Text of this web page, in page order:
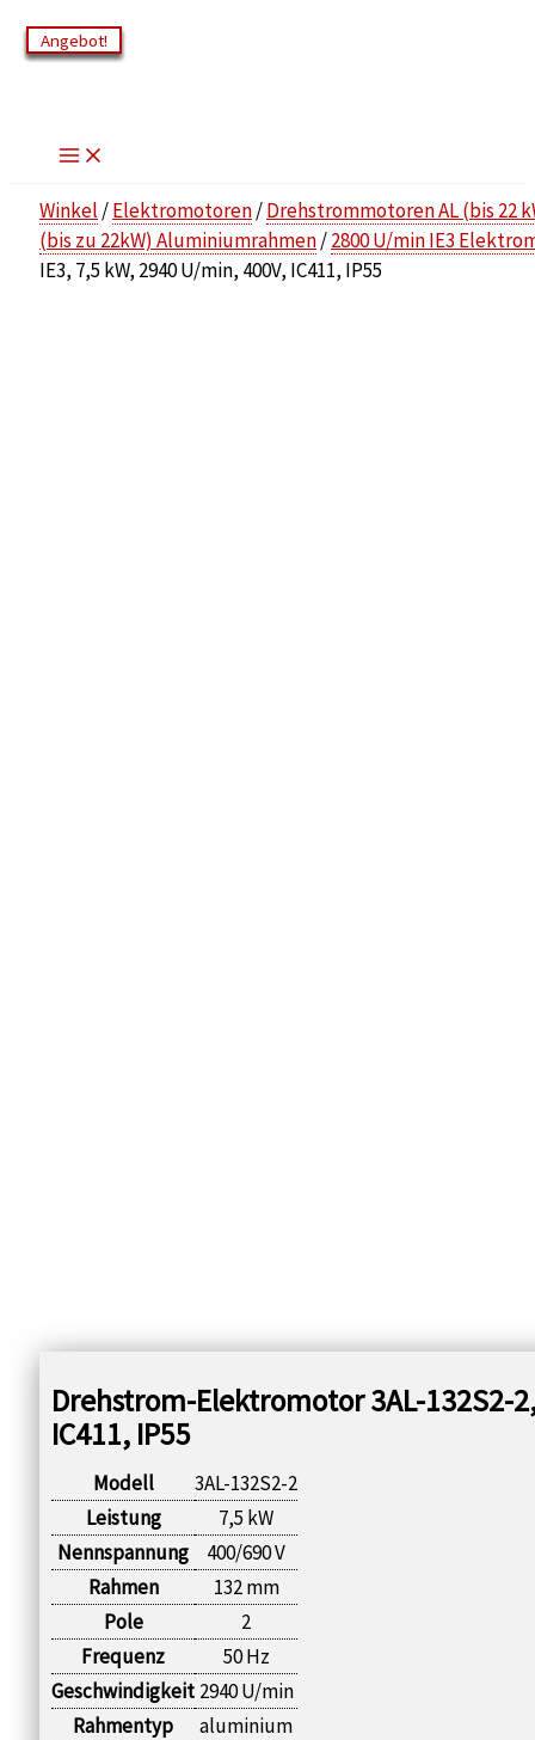
Zum
Inhalt
Winkel /Elektromotoren/Drehstrommotoren AL (bis 22
(bis zu 22kW) Aluminiumrahmen/2800 U/min IE3
IE3, 7,5 kW, 2940 U/min, 400V, IC411, IP55
Drehstrom-Elektromotor 3AL-132S2-
IC411, IP55
Modell
3AL-132S2-2
Leistung
7,5 kW
Nennspannung
400/690 V
Rahmen
132 mm
Pole
2
Frequenz
50 Hz
Geschwindigkeit 2940 U/min
Rahmentyp
aluminium
Angebot!
Angebot!
Angebot!
Angebot!
Angebot!
Angebot!